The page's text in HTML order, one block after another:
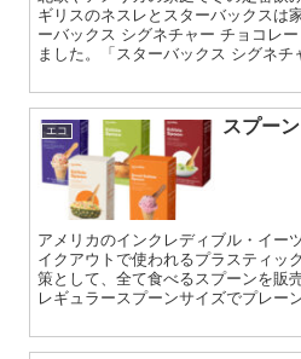
ギリスのネスレとスターバックスは
ーバックス シグネチャー チョコレ
ました。「スターバックス シグネ
エコ スプー
アメリカのインクレディブル・イー
イクアウトで使われるプラスティッ
策として、全て食べるスプーンを販
レギュラースプーンサイズでプレー